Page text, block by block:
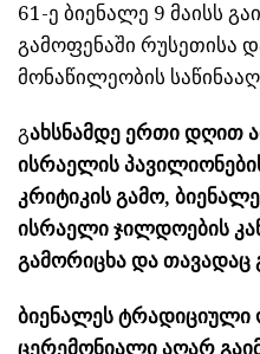
61-ე ბიენალე 9 მაისს
გამოფენაში რუსეთისა
მონაწილეობის
გახსნამდე ერთი დღით
ისრაელის
კრიტიკის გამო,
ისრაელი ჯილდოების
გამორიცხა და თავადაც
ბიენალეს ტრადიციული
ცერემონიალი აღარ